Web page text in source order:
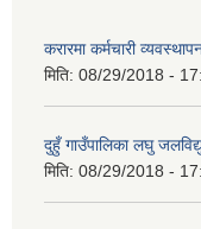
करारमा कर्मचारी
मिति: 08/29/2018 -
दुहुँ गाउँपालिका लघु
मिति: 08/29/2018 -